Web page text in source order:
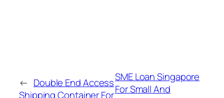
← Double End Access
Shipping Container For
SME Loan Singapore
For Small And